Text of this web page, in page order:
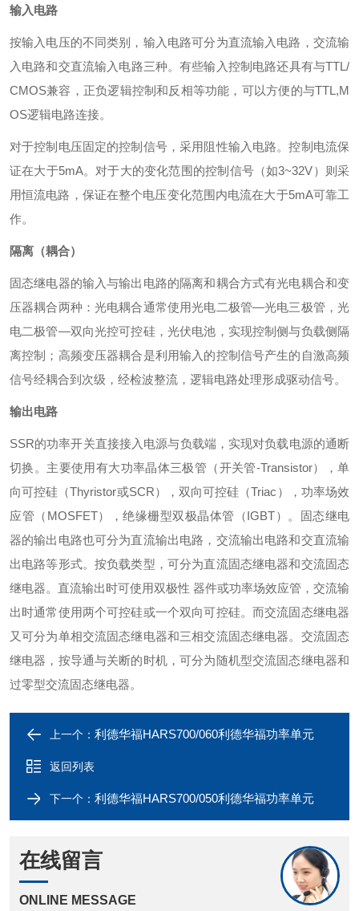
输入电路
按输入电压的不同类别，输入电路可分为直流输入电路，交流输
入电路和交直流输入电路三种。有些输入控制电路还具有与TTL/
CMOS兼容，正负逻辑控制和反相等功能，可以方便的与TTL,M
OS逻辑电路连接。
对于控制电压固定的控制信号，采用阻性输入电路。控制电流保
证在大于5mA。对于大的变化范围的控制信号（如3~32V）则采
用恒流电路，保证在整个电压变化范围内电流在大于5mA可靠工
作。
隔离（耦合）
固态继电器的输入与输出电路的隔离和耦合方式有光电耦合和变
压器耦合两种：光电耦合通常使用光电二极管—光电三极管，光
电二极管—双向光控可控硅，光伏电池，实现控制侧与负载侧隔
离控制；高频变压器耦合是利用输入的控制信号产生的自激高频
信号经耦合到次级，经检波整流，逻辑电路处理形成驱动信号。
输出电路
SSR的功率开关直接接入电源与负载端，实现对负载电源的通断
切换。主要使用有大功率晶体三极管（开关管-Transistor），单
向可控硅（Thyristor或SCR），双向可控硅（Triac），功率场效
应管（MOSFET），绝缘栅型双极晶体管（IGBT）。固态继电
器的输出电路也可分为直流输出电路，交流输出电路和交直流输
出电路等形式。按负载类型，可分为直流固态继电器和交流固态
继电器。直流输出时可使用双极性 器件或功率场效应管，交流输
出时通常使用两个可控硅或一个双向可控硅。而交流固态继电器
又可分为单相交流固态继电器和三相交流固态继电器。交流固态
继电器，按导通与关断的时机，可分为随机型交流固态继电器和
过零型交流固态继电器。
上一个： 利德华福HARS700/060利德华福功率单元
返回列表
下一个： 利德华福HARS700/050利德华福功率单元
在线留言
ONLINE MESSAGE